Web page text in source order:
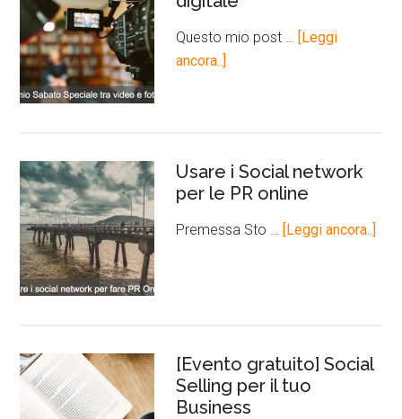
Questo mio post … [Leggi
ancora..]
Usare i Social network
per le PR online
Premessa Sto … [Leggi ancora..]
[Evento gratuito] Social
Selling per il tuo
Business